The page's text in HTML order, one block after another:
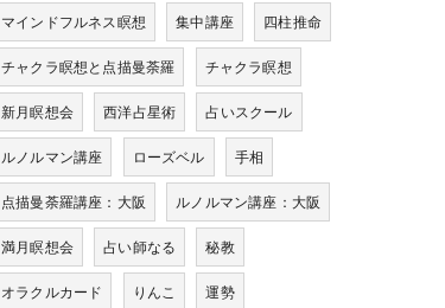
マインドフルネス瞑想 集中講座 四柱推命
チャクラ瞑想と点描曼荼羅 チャクラ瞑想
新月瞑想会 西洋占星術 占いスクール
ルノルマン講座 ローズベル 手相
点描曼荼羅講座：大阪 ルノルマン講座：大阪
満月瞑想会 占い師なる 秘教
オラクルカード りんこ 運勢